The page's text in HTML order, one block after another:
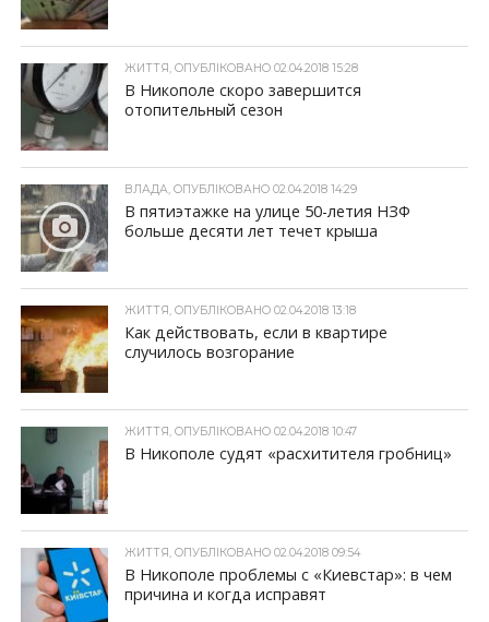
ЖИТТЯ, ОПУБЛІКОВАНО 02.04.2018 15:28
В Никополе скоро завершится
отопительный сезон
ВЛАДА, ОПУБЛІКОВАНО 02.04.2018 14:29
В пятиэтажке на улице 50-летия НЗФ
больше десяти лет течет крыша
ЖИТТЯ, ОПУБЛІКОВАНО 02.04.2018 13:18
Как действовать, если в квартире
случилось возгорание
ЖИТТЯ, ОПУБЛІКОВАНО 02.04.2018 10:47
В Никополе судят «расхитителя гробниц»
ЖИТТЯ, ОПУБЛІКОВАНО 02.04.2018 09:54
В Никополе проблемы с «Киевстар»: в чем
причина и когда исправят